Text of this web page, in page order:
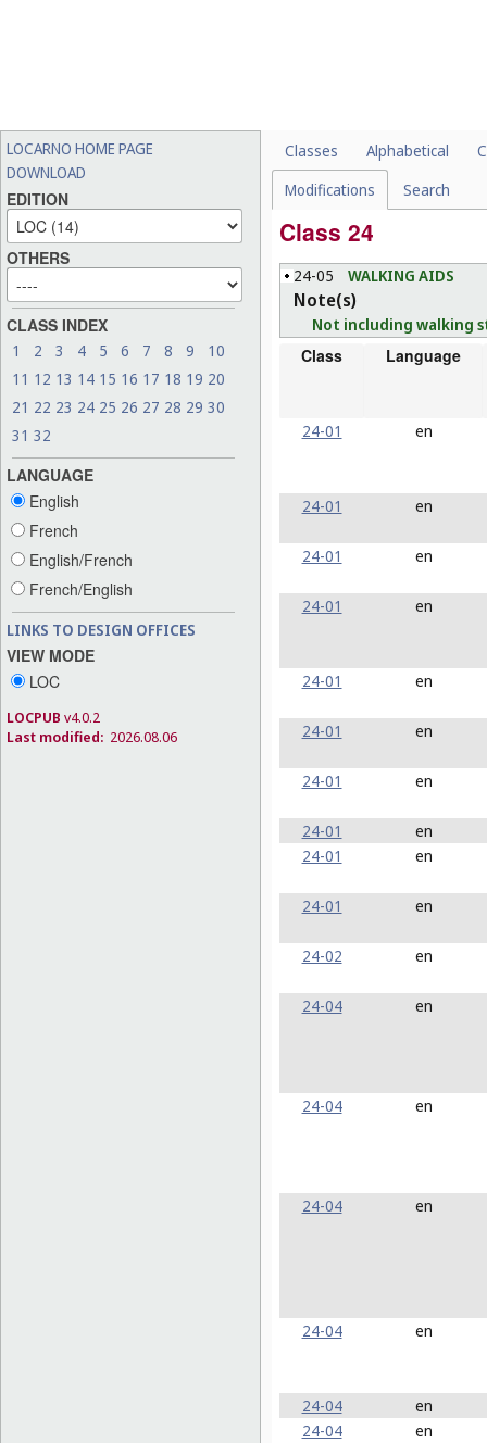
LOCARNO HOME PAGE
DOWNLOAD
EDITION
OTHERS
CLASS INDEX
1 2 3 4 5 6 7 8 9
10
11 12 13 14 15 16 17 18 19 20
21 22 23 24 25 26 27 28 29 30
31 32
LANGUAGE
English
French
English/French
French/English
LINKS TO DESIGN OFFICES
VIEW MODE
LOC
LOCPUB v4.0.2
Last modified: 2026.08.06
Classes Alphabetical
Modifications
Search
Class 24
24-05 WALKING AIDS
Note(s)
Not including walking
Class Language
24-01 en
24-01 en
24-01 en
24-01 en
24-01 en
24-01 en
24-01 en
24-01
en
24-01
en
24-01 en
24-02 en
24-04 en
24-04 en
24-04 en
24-04 en
24-04
en
24-04
en